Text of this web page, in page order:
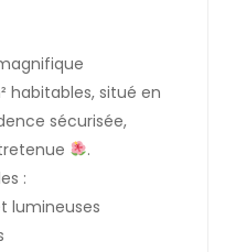
habitables, situé en
sécurisée,
.
:
lumineuses